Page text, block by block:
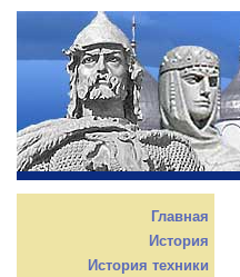
Главная
История
История техники